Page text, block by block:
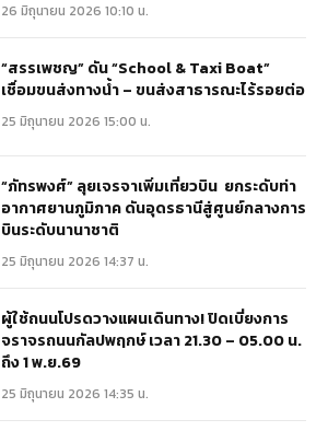
26 มิถุนายน 2026 10:10 น.
“สรรเพชญ” ดัน “School & Taxi Boat”
เชื่อมขนส่งทางน้ำ – ขนส่งสาธารณะไร้รอยต่อ
25 มิถุนายน 2026 15:00 น.
“ภัทรพงศ์” ลุยเจรจาเพิ่มเที่ยวบิน ยกระดับท่า
อากาศยานภูมิภาค ดันอุดรธานีสู่ศูนย์กลางการ
บินระดับนานาชาติ
25 มิถุนายน 2026 14:37 น.
ผู้ใช้ถนนโปรดวางแผนเดินทาง! ปิดเบี่ยงการ
จราจรถนนกัลปพฤกษ์ เวลา 21.30 – 05.00 น.
ถึง 1 พ.ย.69
25 มิถุนายน 2026 14:35 น.